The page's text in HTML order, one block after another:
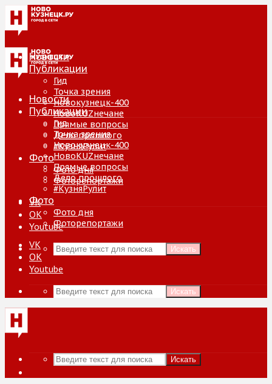
Новости
Публикации
Гид
Точка зрения
Новокузнецк-400
НовоKUZнечане
Прямые вопросы
Дело прошлого
#КузняРулит
Фото
Фото дня
Фоторепортажи
VK
ОК
Youtube
Искать
Новости
Публикации
Гид
Точка зрения
Новокузнецк-400
НовоKUZнечане
Прямые вопросы
Дело прошлого
#КузняРулит
Фото
Фото дня
Фоторепортажи
VK
ОК
Youtube
Искать
Искать